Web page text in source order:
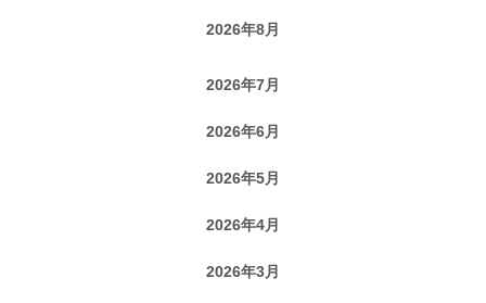
2026年8月
2026年7月
2026年6月
2026年5月
2026年4月
2026年3月